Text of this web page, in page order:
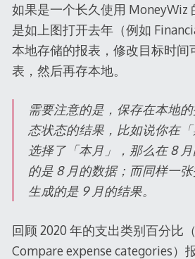
如果是一个长久使用 MoneyWiz
是如上图打开去年（例如
本地存储的报表，修改目标时间
表，然后再存本地。
需要注意的是，保存在本地
态状态的结果，比如说你在
选择了「本月」，那么在 8
的是 8 月的数据；而同样一
生成的是 9 月的结果。
回顾 2020 年的支出类别百分比
Compare expense categories）